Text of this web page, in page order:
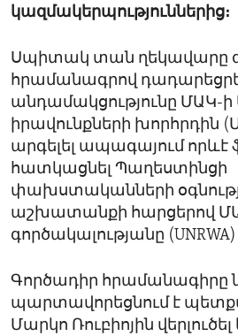
կազմակերպություններից։
Սպիտակ տան ղեկավարը
հրամանագրով
անդամակցությունը ՄԱԿ-ի
իրավունքների խորհրդին
արգելել ապագայում որևէ
հատկացնել Պաղեստինցի
փախստականների
աշխատանքի հարցերով
գործակալությանը
Գործադիր հրամանագիրը
պարտավորեցնում է
Մարկո Ռուբիոյին վերլուծել